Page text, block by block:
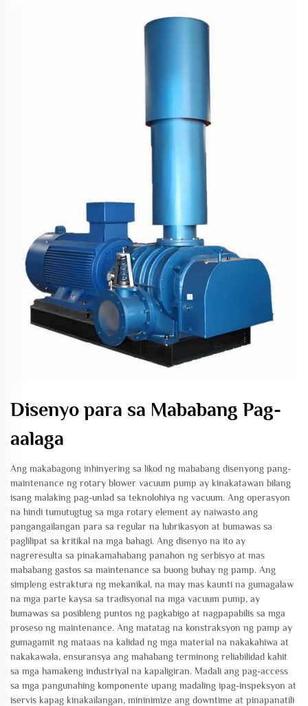
Disenyo para sa Mababang Pag-
aalaga
Ang makabagong inhinyering sa likod ng mababang disenyong pang-
maintenance ng rotary blower vacuum pump ay kinakatawan bilang
isang malaking pag-unlad sa teknolohiya ng vacuum. Ang operasyon
na hindi tumutugtug sa mga rotary element ay naiwasto ang
pangangailangan para sa regular na lubrikasyon at bumawas sa
paglilipat sa kritikal na mga bahagi. Ang disenyo na ito ay
nagreresulta sa pinakamahabang panahon ng serbisyo at mas
mababang gastos sa maintenance sa buong buhay ng pamp. Ang
simpleng estraktura ng mekanikal, na may mas kaunti na gumagalaw
na mga parte kaysa sa tradisyonal na mga vacuum pump, ay
bumawas sa posibleng puntos ng pagkabigo at nagpapabilis sa mga
proseso ng maintenance. Ang matatag na konstraksyon ng pamp ay
gumagamit ng mataas na kalidad ng mga material na nakakahiwa at
nakakawala, ensuransya ang mahabang terminong reliabilidad kahit
sa mga hamakeng industriyal na kapaligiran. Madali ang pag-access
sa mga pangunahing komponente upang madaling ipag-inspeksyon at
iservis kapag kinakailangan, mininimize ang downtime at pinapanatili